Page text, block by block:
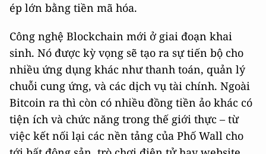
ép lớn bằng tiền mã hóa.
Công nghệ Blockchain mới ở giai đoạn khai
sinh. Nó được kỳ vọng sẽ tạo ra sự tiến bộ cho
nhiều ứng dụng khác như thanh toán, quản lý
chuỗi cung ứng, và các dịch vụ tài chính. Ngoài
Bitcoin ra thì còn có nhiều đồng tiền ảo khác có
tiện ích và chức năng trong thế giới thực – từ
việc kết nối lại các nền tảng của Phố Wall cho